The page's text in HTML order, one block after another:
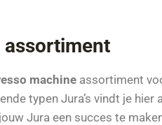
assortiment
machine assortiment
typen Jura’s vindt je
Jura een succes te